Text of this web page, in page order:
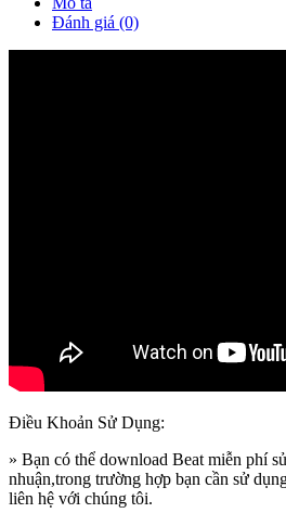
Đánh giá (0)
Điều Khoản Sử Dụng:
» Bạn có thể download Beat miễn phí
nhuận,trong trường hợp bạn cần sử
liên hệ với chúng tôi.